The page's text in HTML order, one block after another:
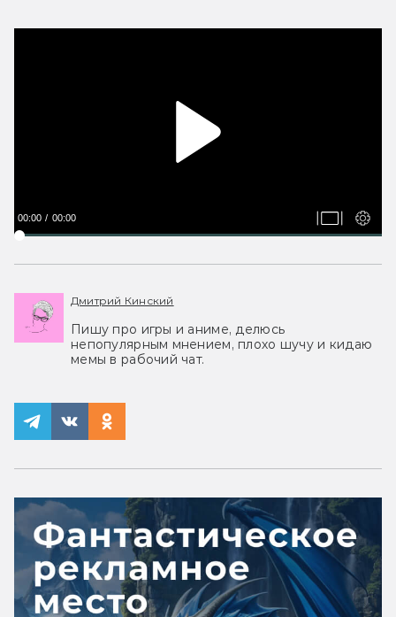
00:00 00:00
Дмитрий Кинский
Пишу про игры и аниме, делюсь
непопулярным мнением, плохо шучу и кидаю
мемы в рабочий чат.